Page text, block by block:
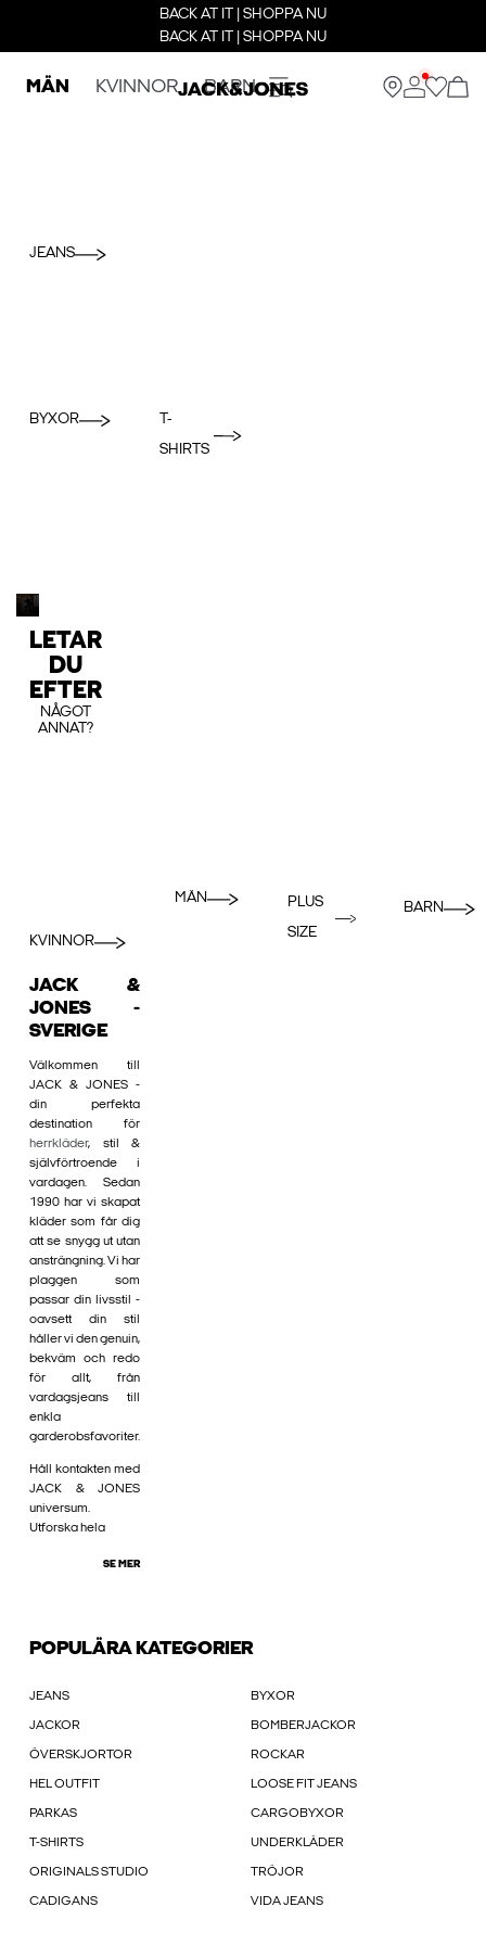
BACK AT IT | SHOPPA NU
BACK AT IT | SHOPPA NU
MÄN KVINNOR BARN
JEANS
BYXOR
T-
SHIRTS
LETAR
DU
EFTER
NÅGOT
ANNAT?
KVINNOR
MÄN
PLUS
SIZE
BARN
JACK &
JONES -
SVERIGE
Välkommen till
JACK & JONES -
din perfekta
destination för
herrkläder, stil &
självförtroende i
vardagen. Sedan
1990 har vi skapat
kläder som får dig
att se snygg ut utan
ansträngning. Vi har
plaggen som
passar din livsstil -
oavsett din stil
håller vi den genuin,
bekväm och redo
för allt, från
vardagsjeans till
enkla
garderobsfavoriter.
Håll kontakten med
JACK & JONES
universum.
Utforska hela
SE MER
POPULÄRA KATEGORIER
JEANS BYXOR
JACKOR BOMBERJACKOR
ÖVERSKJORTOR ROCKAR
HEL OUTFIT LOOSE FIT JEANS
PARKAS CARGOBYXOR
T-SHIRTS UNDERKLÄDER
ORIGINALS STUDIO TRÖJOR
CADIGANS VIDA JEANS